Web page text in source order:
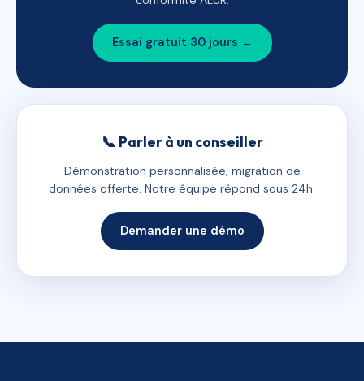
Essai gratuit 30 jours →
📞 Parler à un conseiller
Démonstration personnalisée, migration de
données offerte. Notre équipe répond sous 24h.
Demander une démo